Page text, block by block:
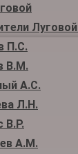
Луговой
П.С.
В.М.
А.С.
Л.Н.
В.Р.
А.М.